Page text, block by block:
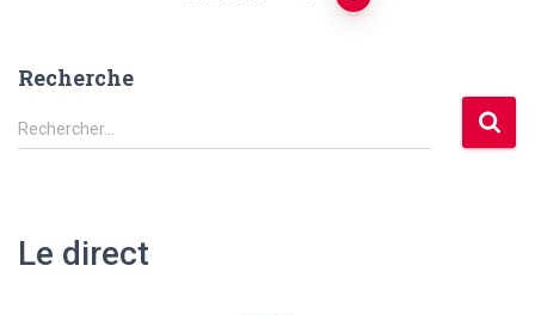
Recherche
R
e
Rechercher…
Le direct